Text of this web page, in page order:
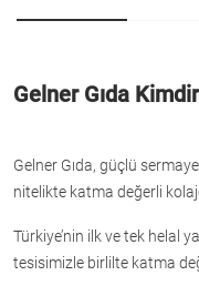
Gelner Gıda
Gelner Gıda, güçlü
nitelikte katma değerli
Türkiye’nin ilk ve tek helal
tesisimizle birlilte katma